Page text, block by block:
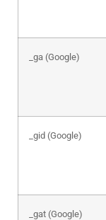
_ga (Google)
_gid (Google)
_gat (Google)